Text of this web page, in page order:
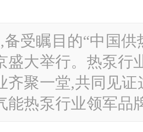
备受瞩目的“中国
盛大举行。热泵行
齐聚一堂,共同见
能热泵行业领军